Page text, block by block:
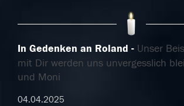
In Gedenken an Roland
Unser
mit Dir werden uns unvergesslich
und Moni
04.04.2025